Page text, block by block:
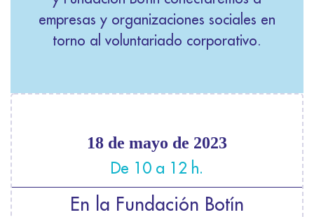
empresas y organizaciones sociales en
torno al voluntariado corporativo.
18 de mayo de 2023
De 10 a 12 h.
En la Fundación Botín